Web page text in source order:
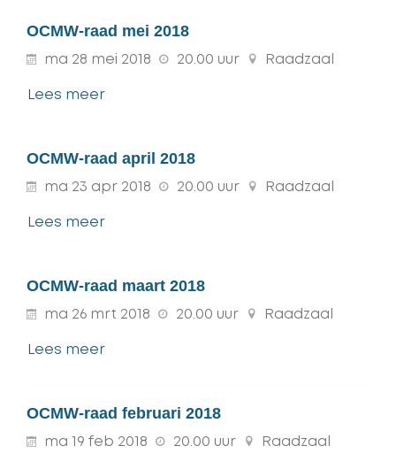
OCMW-raad mei 2018
ma 28 mei 2018 20.00 uur Raadzaal
Lees meer
OCMW-raad april 2018
ma 23 apr 2018 20.00 uur Raadzaal
Lees meer
OCMW-raad maart 2018
ma 26 mrt 2018 20.00 uur Raadzaal
Lees meer
OCMW-raad februari 2018
ma 19 feb 2018 20.00 uur Raadzaal